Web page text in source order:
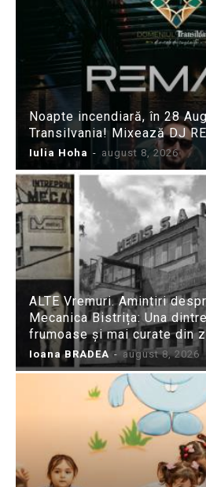
Noapte incendiară, în 28
Transilvania! Mixează DJ
Iulia Hoha - august 8, 2026
ALTE Vremuri. Amintiri
Mecanica Bistrița: Una
frumoase și mai curate din
Ioana BRADEA - august 8, 2026